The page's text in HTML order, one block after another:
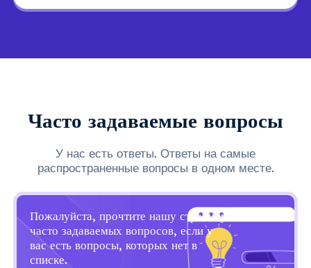
Часто задаваемые вопросы
У нас есть ответы. Ответы на самые
распространенные вопросы в одном месте.
Пожалуйста, прочтите нашу страницу
часто задаваемых вопросов, если у
вас есть вопросы, которых нет в
списке.